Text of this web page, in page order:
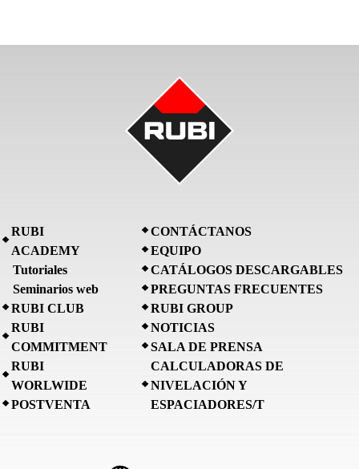
RUBI
ACADEMY
Tutoriales
Seminarios web
RUBI CLUB
RUBI
COMMITMENT
RUBI
WORLWIDE
POSTVENTA
CONTÁCTANOS
EQUIPO
CATÁLOGOS DESCARGABLES
PREGUNTAS FRECUENTES
RUBI GROUP
NOTICIAS
SALA DE PRENSA
CALCULADORAS DE
NIVELACIÓN Y
ESPACIADORES/T